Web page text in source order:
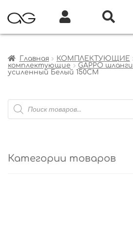
Главная КОМПЛЕКТУЮЩИЕ
комплектующие
GAPPO шланги
усиленный Белый 150CM
Поиск
товаров
Категории товаров